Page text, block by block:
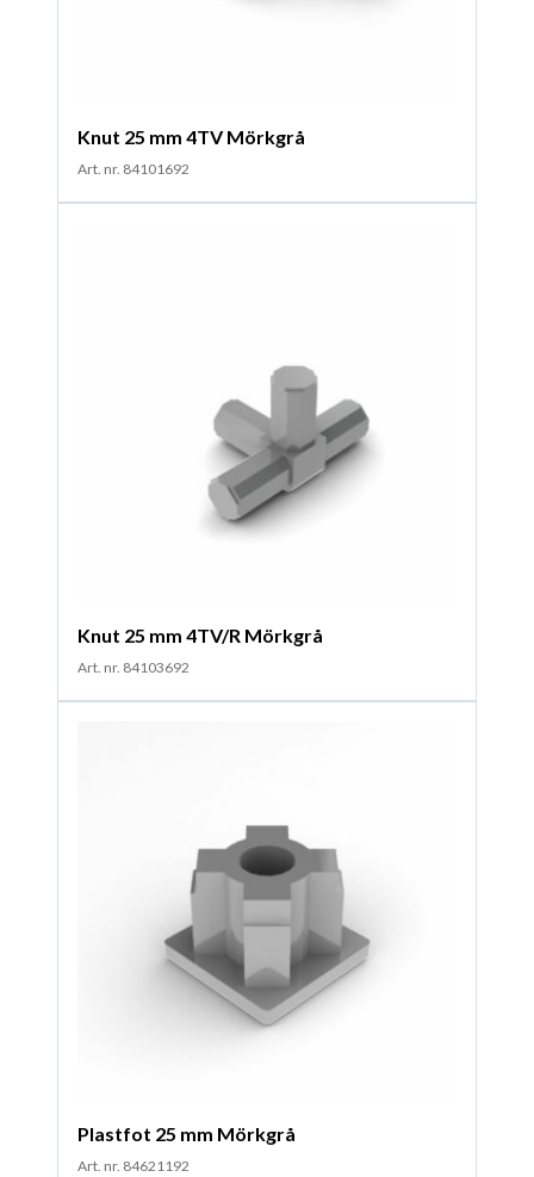
Knut 25 mm 4TV Mörkgrå
Art. nr. 84101692
Knut 25 mm 4TV/R Mörkgrå
Art. nr. 84103692
Plastfot 25 mm Mörkgrå
Art. nr. 84621192